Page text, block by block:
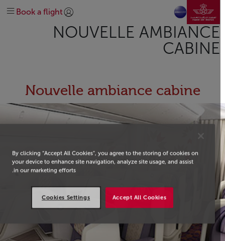
تخطي إلى المحتوى الرئيسي
انتقل إلى الصفحةتسجيل الدخول | انضم)
Book a flight
NOUVELLE AMBIANCE
CABINE
Nouvelle ambiance cabine
Plan your trip
Extras
Manage
الرائجة
وجهاتنا
explore-quicklinks-title
Route Map
Our Network
Discover Morocco
At the airport
On-board
About us
Before travel
Special needs
Help & Support
Discover Safar Flyer loyalty
Earn and spend miles
Get help
By clicking “Accept All Cookies”, you agree to the storing of cookies on
your device to enhance site navigation, analyze site usage, and assist
in our marketing efforts.
Accept All Cookies
Cookies Settings